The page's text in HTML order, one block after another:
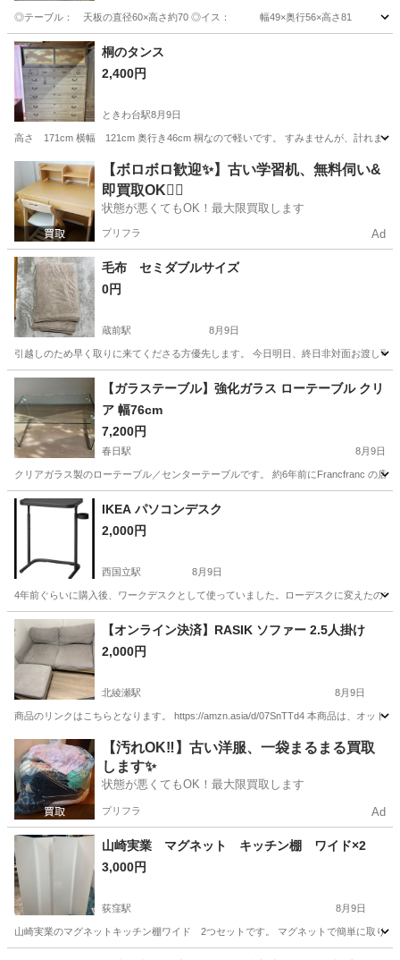
◎テーブル： 天板の直径60×高さ約70 ◎イス： 幅49×奥行56×高さ81 座面高
東京 板橋区 小竹向原駅
桐のタンス
2,400円
ときわ台駅8月9日
高さ 171cm 横幅 121cm 奥行き46cm 桐なので軽いです。 すみませんが、計れませ
東京 板橋区 ときわ台駅 収納家具
【ボロボロ歓迎✨】古い学習机、無料伺い&
即買取OK🙆‍♀️
状態が悪くてもOK！最大限買取します
プリフラ Ad
毛布 セミダブルサイズ
0円
蔵前駅 8月9日
引越しのため早く取りに来てくださる方優先します。 今日明日、終日非対面お渡し
東京 台東区 蔵前駅 カーペット/マット/ラグ
【ガラステーブル】強化ガラス ローテーブル クリ
ア 幅76cm
7,200円
春日駅 8月9日
クリアガラス製のローテーブル／センターテーブルです。 約6年前にFrancfranc の店
東京 千代田区 春日駅 テーブル
IKEA パソコンデスク
2,000円
西国立駅 8月9日
4年前ぐらいに購入後、ワークデスクとして使っていました。ローデスクに変えたの
東京 国立市 西国立駅 テーブル
【オンライン決済】RASIK ソファー 2.5人掛け
2,000円
北綾瀬駅 8月9日
商品のリンクはこちらとなります。 https://amzn.asia/d/07SnTTd4 本商品は、オット
東京 足立区 北綾瀬駅 ソファ
【汚れOK‼️】古い洋服、一袋まるまる買取
します✨
状態が悪くてもOK！最大限買取します
プリフラ Ad
山崎実業 マグネット キッチン棚 ワイド×2
3,000円
荻窪駅 8月9日
山崎実業のマグネットキッチン棚ワイド 2つセットです。 マグネットで簡単に取り